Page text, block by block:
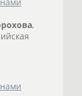
,